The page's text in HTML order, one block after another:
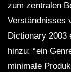
zum zentralen
Verständnisses
Dictionary 2003
hinzu: “ein
minimale